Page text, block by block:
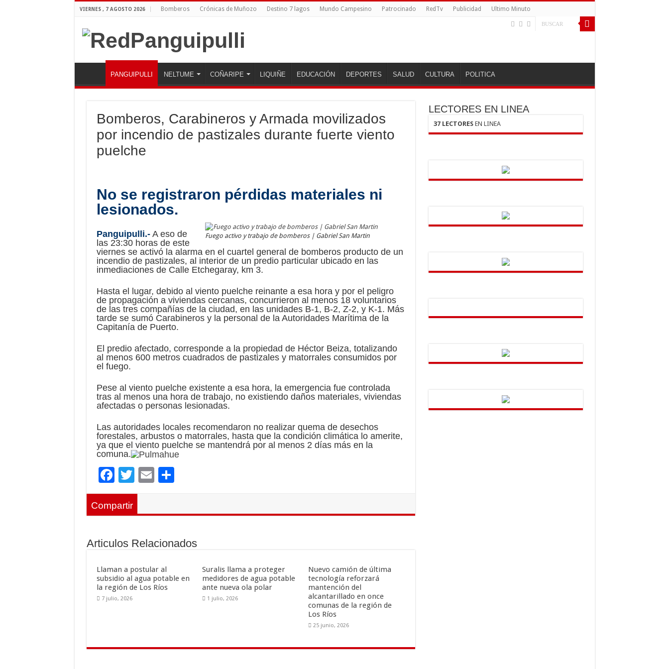
VIERNES , 7 AGOSTO 2026 Bomberos Crónicas de Muñozo Destino 7 lagos Mundo Campesino Patrocinado RedTv Publicidad Ultimo Minuto
PANGUIPULLI NELTUME COÑARIPE LIQUIÑE EDUCACIÓN DEPORTES SALUD CULTURA POLITICA
Bomberos, Carabineros y Armada movilizados
por incendio de pastizales durante fuerte viento
puelche
No se registraron pérdidas materiales ni
lesionados.
Fuego activo y trabajo de bomberos | Gabriel San Martin
Panguipulli.-A eso de
las 23:30 horas de este
viernes se activó la alarma en el cuartel general de bomberos producto de un
incendio de pastizales, al interior de un predio particular ubicado en las
inmediaciones de Calle Etchegaray, km 3.
Hasta el lugar, debido al viento puelche reinante a esa hora y por el peligro
de propagación a viviendas cercanas, concurrieron al menos 18 voluntarios
de las tres compañías de la ciudad, en las unidades B-1, B-2, Z-2, y K-1. Más
tarde se sumó Carabineros y la personal de la Autoridades Marítima de la
Capitanía de Puerto.
El predio afectado, corresponde a la propiedad de Héctor Beiza, totalizando
al menos 600 metros cuadrados de pastizales y matorrales consumidos por
el fuego.
Pese al viento puelche existente a esa hora, la emergencia fue controlada
tras al menos una hora de trabajo, no existiendo daños materiales, viviendas
afectadas o personas lesionadas.
Las autoridades locales recomendaron no realizar quema de desechos
forestales, arbustos o matorrales, hasta que la condición climática lo amerite,
ya que el viento puelche se mantendrá por al menos 2 días más en la
comuna.
F
ac
e
o
k
T
wi
E
ar
r
Compartir
Articulos Relacionados
Llaman a postular al
subsidio al agua potable en
la región de Los Ríos
7 julio, 2026
Suralis llama a proteger
medidores de agua potable
ante nueva ola polar
1 julio, 2026
Nuevo camión de última
tecnología reforzará
mantención del
alcantarillado en once
comunas de la región de
Los Ríos
25 junio, 2026
LECTORES EN LINEA
37 LECTORESEN LINEA